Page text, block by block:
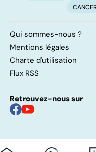
Qui sommes-nous ?
Mentions légales
Charte d'utilisation
Flux RSS
Retrouvez-nous sur